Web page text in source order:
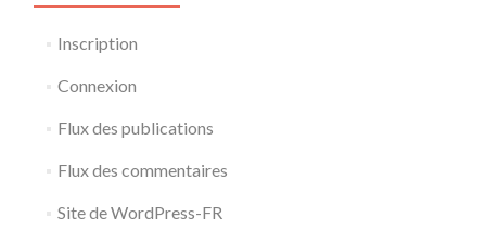
Inscription
Connexion
Flux des publications
Flux des commentaires
Site de WordPress-FR